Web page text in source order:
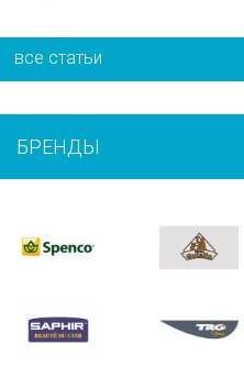
все статьи
БРЕНДЫ